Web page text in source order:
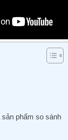
phẩm so sánh